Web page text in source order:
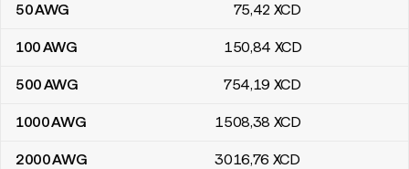
50AWG 75,42 XCD
100AWG 150,84 XCD
500AWG 754,19 XCD
1000AWG 1508,38 XCD
2000AWG 3016,76 XCD